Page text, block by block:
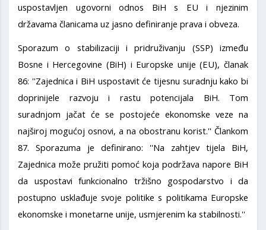
uspostavljen ugovorni odnos BiH s EU i njezinim
državama članicama uz jasno definiranje prava i obveza.
Sporazum o stabilizaciji i pridruživanju (SSP) između
Bosne i Hercegovine (BiH) i Europske unije (EU), članak
86: ''Zajednica i BiH uspostavit će tijesnu suradnju kako bi
doprinijele razvoju i rastu potencijala BiH. Tom
suradnjom jačat će se postojeće ekonomske veze na
najširoj mogućoj osnovi, a na obostranu korist.'' Člankom
87. Sporazuma je definirano: ''Na zahtjev tijela BiH,
Zajednica može pružiti pomoć koja podržava napore BiH
da uspostavi funkcionalno tržišno gospodarstvo i da
postupno usklađuje svoje politike s politikama Europske
ekonomske i monetarne unije, usmjerenim ka stabilnosti.''